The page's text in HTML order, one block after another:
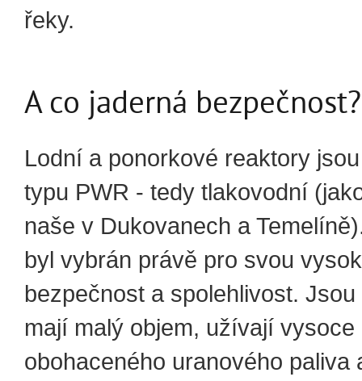
řeky.
A co jaderná bezpečnost?
Lodní a ponorkové reaktory
typu PWR - tedy tlakovodní
naše v Dukovanech a
byl vybrán právě pro svou
bezpečnost a spolehlivost.
mají malý objem, užívají vysoce
obohaceného uranového paliva